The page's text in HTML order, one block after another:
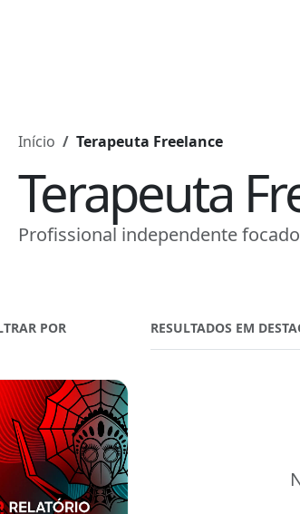
Início Terapeuta Freelance
Terapeuta
Profissional independente
POR RESULTADOS EM